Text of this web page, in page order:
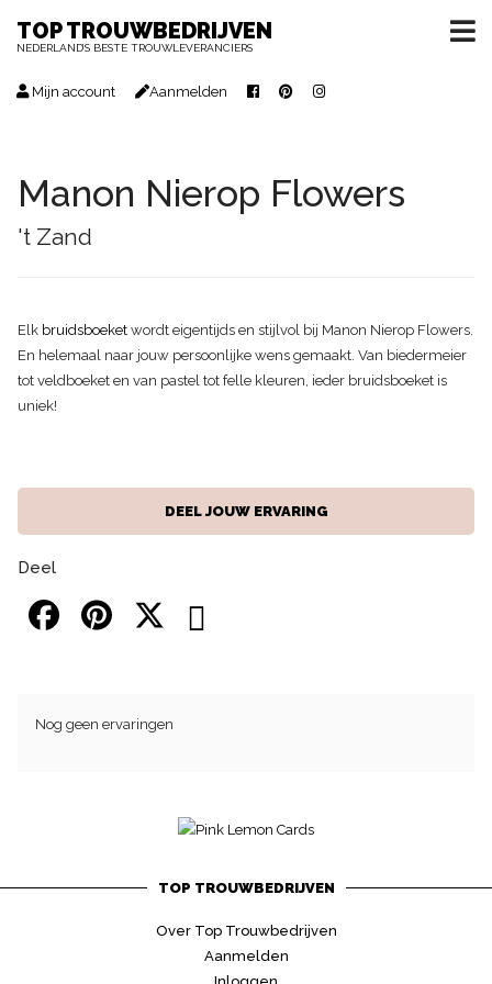
TOP TROUWBEDRIJVEN
NEDERLAND’S BESTE TROUWLEVERANCIERS
Mijn account Aanmelden
Manon Nierop Flowers
't Zand
Elk bruidsboeket wordt eigentijds en stijlvol bij Manon Nierop Flowers.
En helemaal naar jouw persoonlijke wens gemaakt. Van biedermeier
tot veldboeket en van pastel tot felle kleuren, ieder bruidsboeket is
uniek!
DEEL JOUW ERVARING
Deel
Nog geen ervaringen
TOP TROUWBEDRIJVEN
Over Top Trouwbedrijven
Aanmelden